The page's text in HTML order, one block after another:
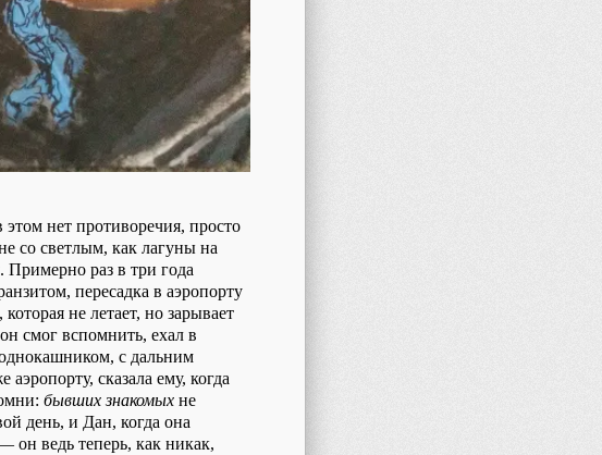
нет противоречия, просто
со светлым, как лагуны на
раз в три года
пересадка в аэропорту
не летает, но зарывает
смог вспомнить, ехал в
с дальним
сказала ему, когда
бывших знакомых не
день, и Дан, когда она
он ведь теперь, как никак,